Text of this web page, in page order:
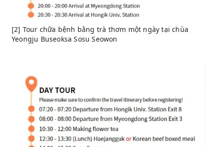
[2] Tour chữa bệnh bằng trà thơm một ngày tại chùa
Yeongju Buseoksa Sosu Seowon